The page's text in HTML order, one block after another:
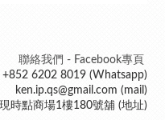
聯絡我們 - Facebook專頁
+852 6202 8019 (Whatsapp)
ken.ip.qs@gmail.com (mail)
時點商場1樓180號舖 (地址)